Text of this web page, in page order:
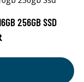
256GB SSD